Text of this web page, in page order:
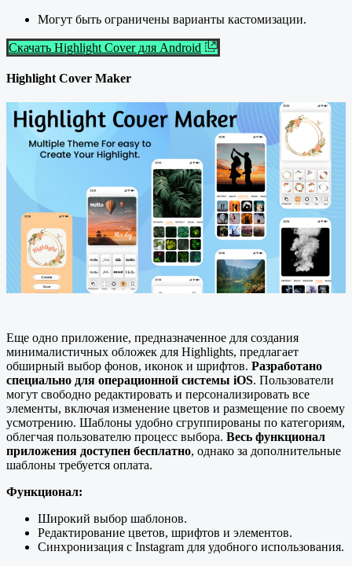
Могут быть ограничены варианты кастомизации.
Скачать Highlight Cover для Android
Highlight Cover Maker
Еще одно приложение, предназначенное для создания
минималистичных обложек для Highlights, предлагает
обширный выбор фонов, иконок и шрифтов. Разработано
специально для операционной системы iOS. Пользователи
могут свободно редактировать и персонализировать все
элементы, включая изменение цветов и размещение по своему
усмотрению. Шаблоны удобно сгруппированы по категориям,
облегчая пользователю процесс выбора. Весь функционал
приложения доступен бесплатно, однако за дополнительные
шаблоны требуется оплата.
Функционал:
Широкий выбор шаблонов.
Редактирование цветов, шрифтов и элементов.
Синхронизация с Instagram для удобного использования.